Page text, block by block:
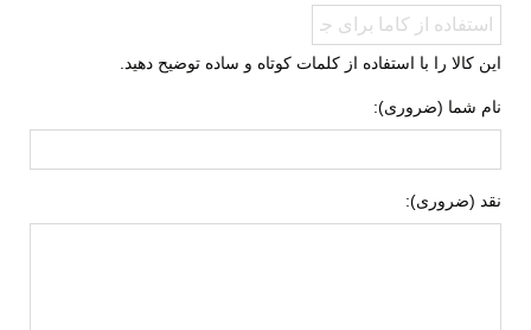
روزمره
جنس رویه
ویژگی کفی داخلی
کفش
این کالا را با استفاده از کلمات کوتاه و ساده توضیح دهید.
نام شما (ضروری):
نقد (ضروری):